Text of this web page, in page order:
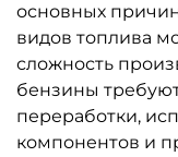
основных
видов топлива
сложность
бензины
переработки,
компонентов и